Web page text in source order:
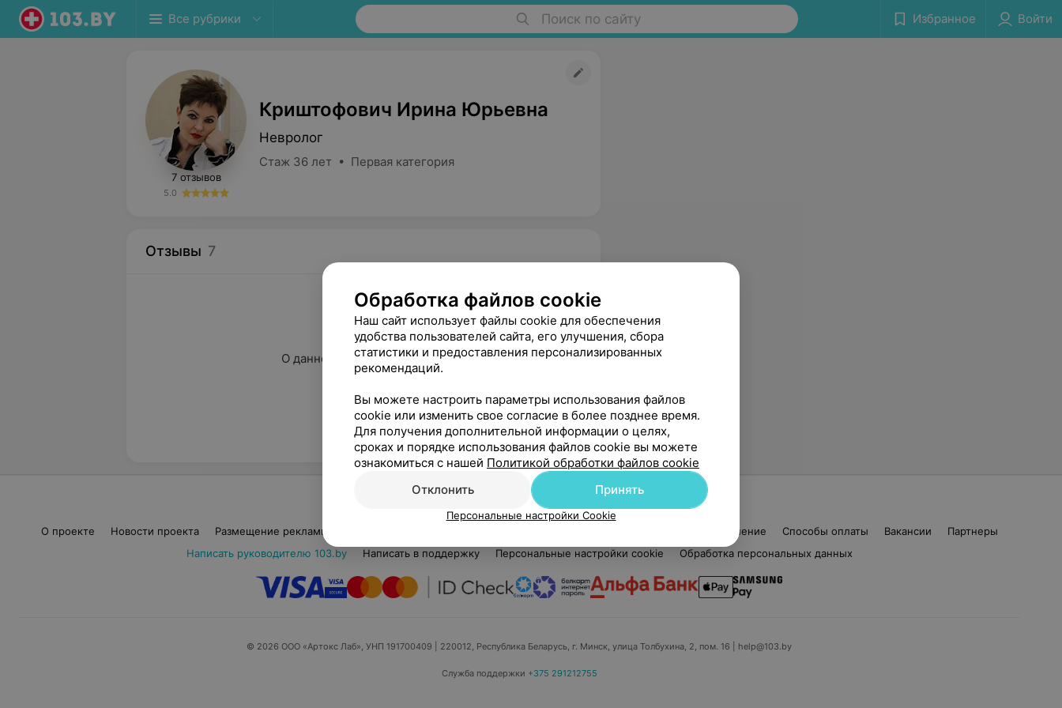
Все рубрики Поиск по сайту Избранное Войти
7 отзывов
5.0
Криштофович Ирина Юрьевна
Невролог
Стаж 36 лет • Первая категория
Отзывы 7
О данном специалисте пока
нет отзывов
О проекте Новости проекта Размещение рекламы Пользовательское соглашение Способы оплаты Вакансии
Партнеры
Написать руководителю 103.by
Написать в поддержку Персональные настройки cookie Обработка персональных данных
© 2026 ООО «Артокс Лаб», УНП 191700409 | 220012, Республика Беларусь, г. Минск, улица Толбухина, 2, пом. 16 | help@103.by
Служба поддержки +375 291212755
Обработка файлов cookie
Наш сайт использует файлы cookie для обеспечения
удобства пользователей сайта, его улучшения, сбора
статистики и предоставления персонализированных
рекомендаций.
Вы можете настроить параметры использования файлов
cookie или изменить свое согласие в более позднее время.
Для получения дополнительной информации о целях,
сроках и порядке использования файлов cookie вы можете
ознакомиться с нашей Политикой обработки файлов cookie
Отклонить
Принять
Персональные настройки Cookie